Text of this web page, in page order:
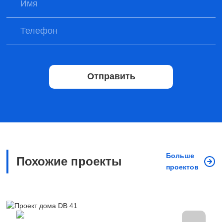
Отправить
Похожие проекты
Больше
проектов